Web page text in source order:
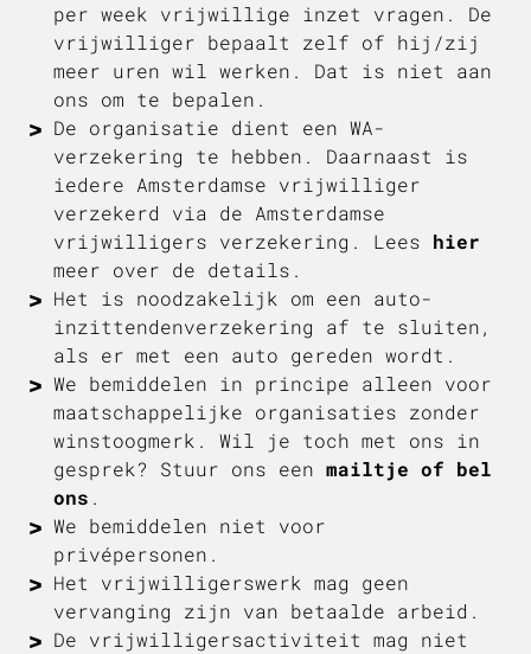
per week vrijwillige inzet vragen. De
vrijwilliger bepaalt zelf of hij/zij
meer uren wil werken. Dat is niet aan
ons om te bepalen.
De organisatie dient een WA-
verzekering te hebben. Daarnaast is
iedere Amsterdamse vrijwilliger
verzekerd via de Amsterdamse
vrijwilligers verzekering. Lees hier
meer over de details.
Het is noodzakelijk om een auto-
inzittendenverzekering af te sluiten,
als er met een auto gereden wordt.
We bemiddelen in principe alleen voor
maatschappelijke organisaties zonder
winstoogmerk. Wil je toch met ons in
gesprek? Stuur ons een mailtje of bel
ons .
We bemiddelen niet voor
privépersonen.
Het vrijwilligerswerk mag geen
vervanging zijn van betaalde arbeid.
De vrijwilligersactiviteit mag niet